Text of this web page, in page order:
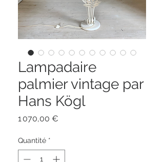
Lampadaire
palmier vintage par
Hans Kögl
1 070,00 €
Quantité *